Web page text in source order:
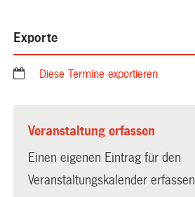
Exporte
Diese Termine exportieren
Veranstaltung erfassen
Einen eigenen Eintrag für den
Veranstaltungskalender erfassen